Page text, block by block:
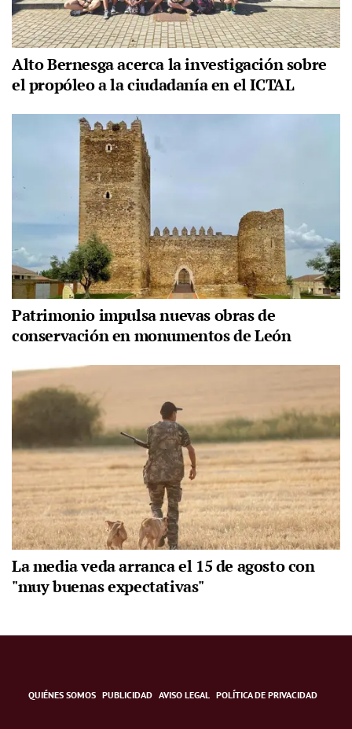
Alto Bernesga acerca la investigación sobre
el propóleo a la ciudadanía en el ICTAL
Patrimonio impulsa nuevas obras de
conservación en monumentos de León
La media veda arranca el 15 de agosto con
"muy buenas expectativas"
QUIÉNES SOMOS PUBLICIDAD AVISO LEGAL POLÍTICA DE PRIVACIDAD